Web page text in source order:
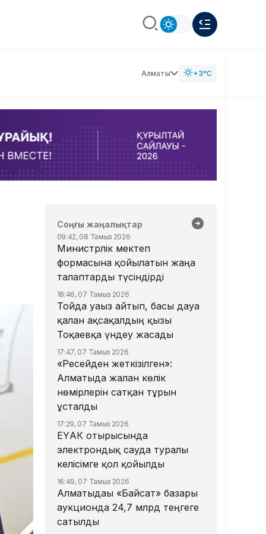
Алматы +3°C
Соңғы жаңалықтар
09:42, 08 Тамыз 2026
Министрлік мектеп
формасына қойылатын жаңа
талаптарды түсіндірді
18:46, 07 Тамыз 2026
Тойда уағыз айтып, басы дауға
қалған ақсақалдың қызы
Тоқаевқа үндеу жасады
17:47, 07 Тамыз 2026
«Ресейден жеткізілген»:
Алматыда жалған көлік
нөмірлерін сатқан тұрғын
ұсталды
17:29, 07 Тамыз 2026
ЕҮАК отырысында
электрондық сауда туралы
келісімге қол қойылды
16:49, 07 Тамыз 2026
Алматыдағы «Байсат» базары
аукционда 24,7 млрд теңгеге
сатылды